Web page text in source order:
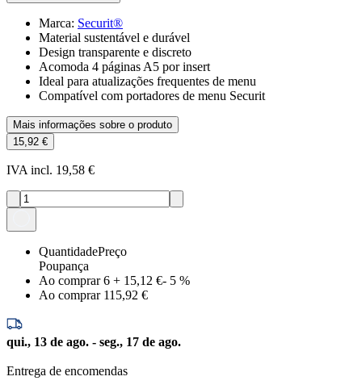
Marca: Securit®
Material sustentável e durável
Design transparente e discreto
Acomoda 4 páginas A5 por insert
Ideal para atualizações frequentes de menu
Compatível com portadores de menu Securit
Mais informações sobre o produto
15,92 €
IVA incl. 19,58 €
QuantidadePreço
Poupança
Ao comprar 6 + 15,12 €- 5 %
Ao comprar 115,92 €
qui., 13 de ago. - seg., 17 de ago.
Entrega de encomendas